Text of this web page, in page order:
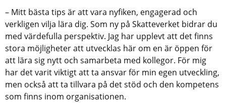
– Mitt bästa tips är att vara nyfiken, engagerad och
verkligen vilja lära dig. Som ny på Skatteverket bidrar du
med värdefulla perspektiv. Jag har upplevt att det finns
stora möjligheter att utvecklas här om en är öppen för
att lära sig nytt och samarbeta med kollegor. För mig
har det varit viktigt att ta ansvar för min egen utveckling,
men också att ta tillvara på det stöd och den kompetens
som finns inom organisationen.